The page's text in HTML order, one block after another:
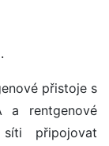
přistoje s
a rentgenové
připojovat